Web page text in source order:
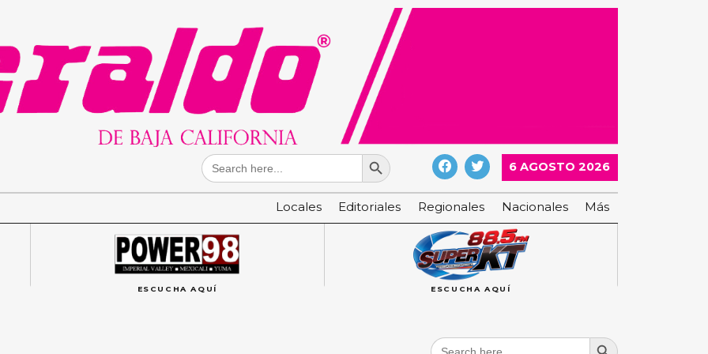
Search
for:
Search Button
6 AGOSTO 2026
Locales Editoriales Regionales Nacionales Más
ESCUCHA AQUÍ ESCUCHA AQUÍ
Search
Search Button